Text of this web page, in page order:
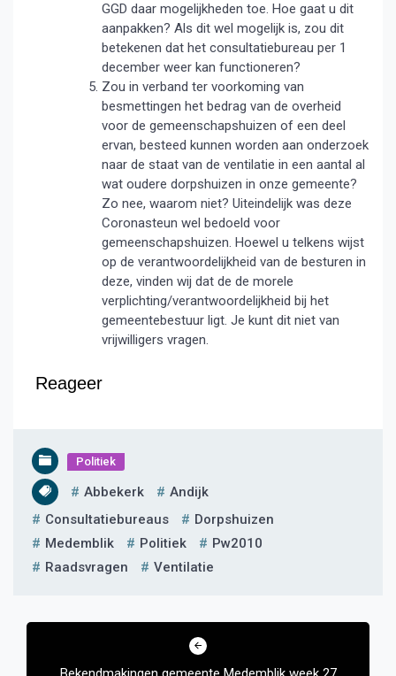
GGD daar mogelijkheden toe. Hoe gaat u dit
aanpakken? Als dit wel mogelijk is, zou dit
betekenen dat het consultatiebureau per 1
december weer kan functioneren?
Zou in verband ter voorkoming van
besmettingen het bedrag van de overheid
voor de gemeenschapshuizen of een deel
ervan, besteed kunnen worden aan onderzoek
naar de staat van de ventilatie in een aantal al
wat oudere dorpshuizen in onze gemeente?
Zo nee, waarom niet? Uiteindelijk was deze
Coronasteun wel bedoeld voor
gemeenschapshuizen. Hoewel u telkens wijst
op de verantwoordelijkheid van de besturen in
deze, vinden wij dat de de morele
verplichting/verantwoordelijkheid bij het
gemeentebestuur ligt. Je kunt dit niet van
vrijwilligers vragen.
Reageer
Politiek
Abbekerk
Andijk
Consultatiebureaus
Dorpshuizen
Medemblik
Politiek
Pw2010
Raadsvragen
Ventilatie
Bericht